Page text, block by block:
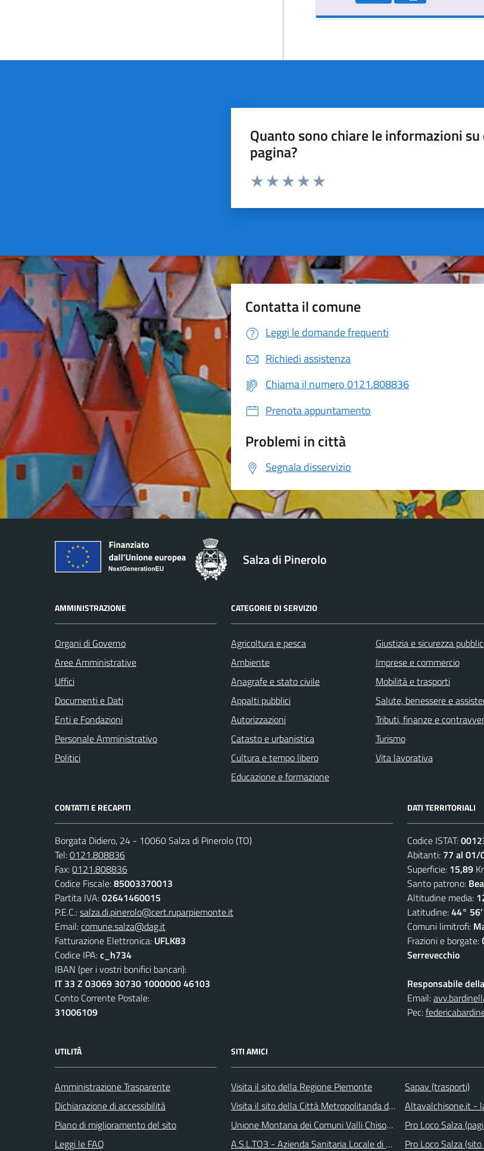
Quanto sono chiare le informazioni
pagina?
Valuta da 1 a 5 stelle la pagina
Contatta il comune
Leggi le domande frequenti
Richiedi assistenza
Chiama il numero 0121.808836
Prenota appuntamento
Problemi in città
Segnala disservizio
Salza di Pinerolo
AMMINISTRAZIONE
Organi di Governo
Aree Amministrative
Uffici
Documenti e Dati
Enti e Fondazioni
Personale Amministrativo
Politici
CATEGORIE DI SERVIZIO
Agricoltura e pesca
Ambiente
Anagrafe e stato civile
Appalti pubblici
Autorizzazioni
Catasto e urbanistica
Cultura e tempo libero
Educazione e formazione
Giustizia e sicurezza
Imprese e commercio
Mobilità e trasporti
Salute, benessere e
Tributi, finanze e
Turismo
Vita lavorativa
CONTATTI E RECAPITI
Borgata Didiero, 24 - 10060 Salza di Pinerolo (TO)
Tel:0121.808836
Fax:0121.808836
Codice Fiscale:85003370013
Partita IVA:02641460015
P.E.C.:salza.di.pinerolo@cert.ruparpiemonte.it
Email:comune.salza@dag.it
Fatturazione Elettronica: UFLK83
Codice IPA:c_h734
IBAN (per i vostri bonifici bancari):
IT 33 Z 03069 30730 1000000 46103
Conto Corrente Postale:
31006109
DATI TERRITORIALI
Codice ISTAT:
Abitanti: 77 al
Superficie: 15,89
Santo patrono:
Altitudine media:
Latitudine:44°
Comuni limitrofi:
Frazioni e borgate:
Serrevecchio
Responsabile
Email:
Pec:
UTILITÀ
Amministrazione Trasparente
Dichiarazione di accessibilità
Piano di miglioramento del sito
Leggi le FAQ
SITI AMICI
Visita il sito della Regione Piemonte
Visita il sito della Città Metropolitanda di Torino
Unione Montana dei Comuni Valli Chisone e Germanasca
A.S.L.TO3 - Azienda Sanitaria Locale di Collegno e Pinerolo
Sapav (trasporti)
Altavalchisone.it -
Pro Loco Salza
Pro Loco Salza